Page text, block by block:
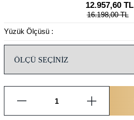
12.957,60 TL
16.198,00TL
Yüzük Ölçüsü :